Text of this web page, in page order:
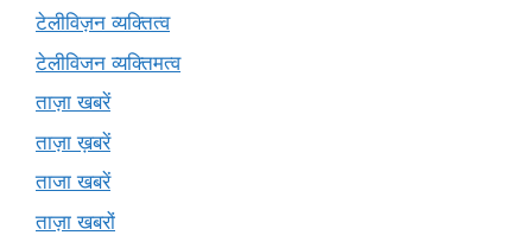
टेलीविज़न व्यक्तित्व
टेलीविजन व्यक्तिमत्व
ताज़ा खबरें
ताज़ा ख़बरें
ताजा खबरें
ताज़ा खबरों